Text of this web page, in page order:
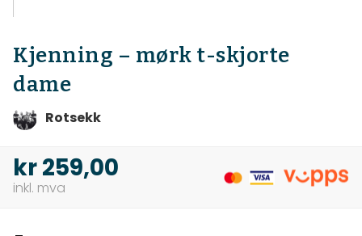
Kjenning – mørk t-skjorte
dame
Rotsekk
kr259,00